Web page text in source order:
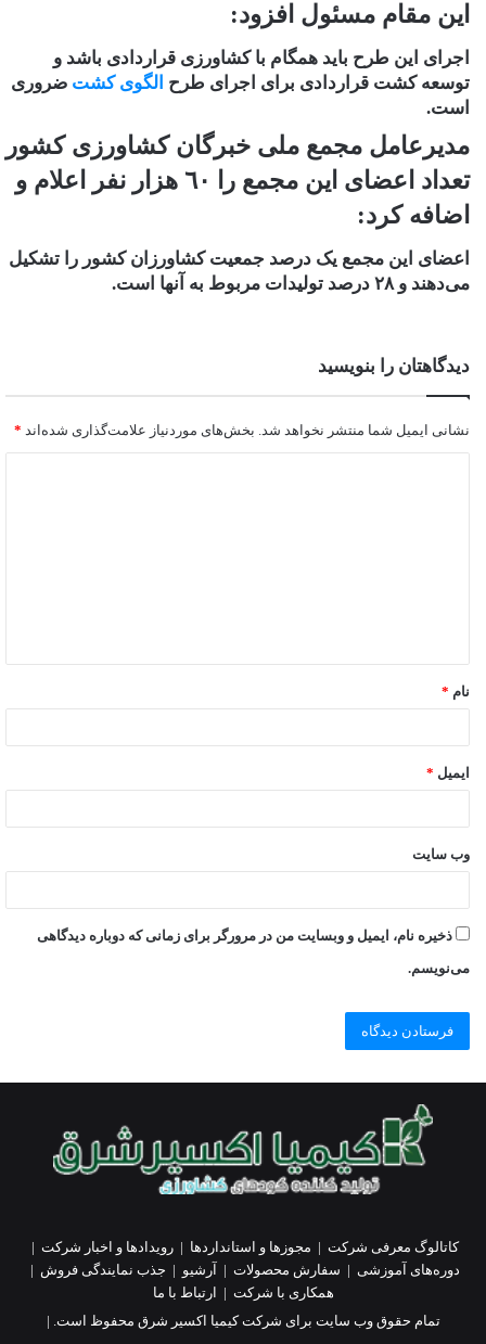
این مقام مسئول افزود:
اجرای این طرح باید همگام با کشاورزی قراردادی باشد و
توسعه کشت قراردادی برای اجرای طرح الگوی کشت ضروری
است.
مدیرعامل مجمع ملی خبرگان کشاورزی کشور
تعداد اعضای این مجمع را ٦٠ هزار نفر اعلام و
اضافه کرد:
اعضای این مجمع یک درصد جمعیت کشاورزان کشور را تشکیل
می‌دهند و ٢٨ درصد تولیدات مربوط به آنها است.
دیدگاهتان را بنویسید
نشانی ایمیل شما منتشر نخواهد شد. بخش‌های موردنیاز علامت‌گذاری شده‌اند *
نام *
ایمیل *
وب‌ سایت
ذخیره نام، ایمیل و وبسایت من در مرورگر برای زمانی که دوباره دیدگاهی
می‌نویسم.
کاتالوگ معرفی شرکت | مجوزها و استانداردها |رویدادها و اخبار شرکت |
دوره‌های آموزشی | سفارش محصولات | آرشیو | جذب نمایندگی فروش |
همکاری با شرکت |
ارتباط با ما
تمام حقوق وب سایت برای شرکت کیمیا اکسیر شرق محفوظ است. |